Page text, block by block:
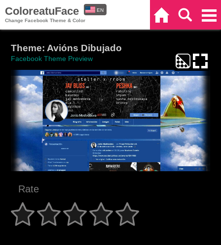
ColoreatuFace
Change Facebook Theme & Color
EN
Theme: Avións Dibujado
Facebook Theme Preview
Rate